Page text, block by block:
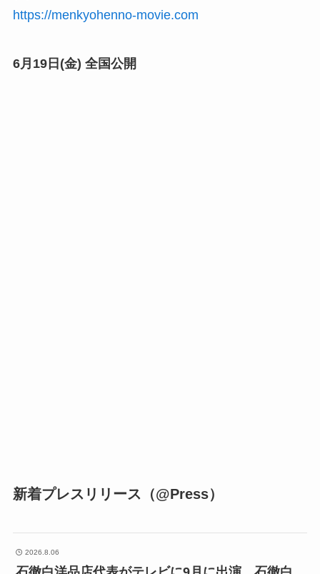
https://menkyohenno-movie.com
6月19日(金) 全国公開
新着プレスリリース（@Press）
2026.8.06